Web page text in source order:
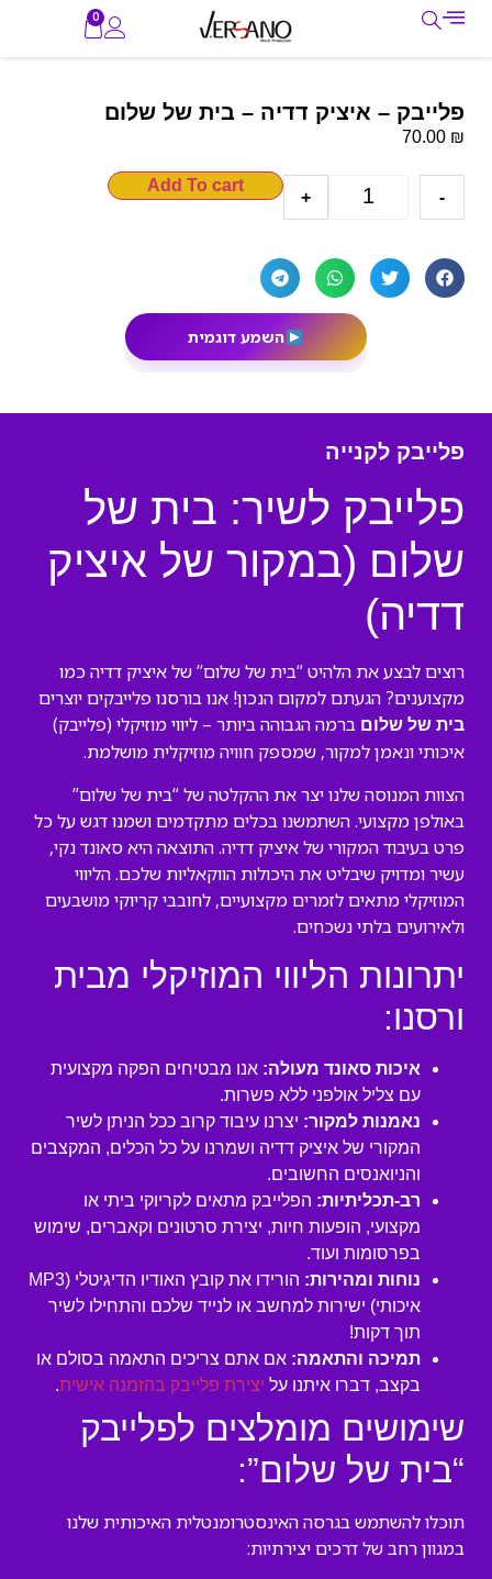
0
פלייבק – איציק דדיה – בית של שלום
70.00 ₪
-
+
Add To cart
השמע דוגמית
פלייבק לקנייה
פלייבק לשיר: בית של
שלום (במקור של איציק
דדיה)
רוצים לבצע את הלהיט “בית של שלום” של איציק דדיה כמו
מקצוענים? הגעתם למקום הנכון! אנו בורסנו פלייבקים יוצרים
בית של שלום ברמה הגבוהה ביותר – ליווי מוזיקלי (פלייבק)
איכותי ונאמן למקור, שמספק חוויה מוזיקלית מושלמת.
הצוות המנוסה שלנו יצר את ההקלטה של “בית של שלום”
באולפן מקצועי. השתמשנו בכלים מתקדמים ושמנו דגש על כל
פרט בעיבוד המקורי של איציק דדיה. התוצאה היא סאונד נקי,
עשיר ומדויק שיבליט את היכולות הווקאליות שלכם. הליווי
המוזיקלי מתאים לזמרים מקצועיים, לחובבי קריוקי מושבעים
ולאירועים בלתי נשכחים.
יתרונות הליווי המוזיקלי מבית
ורסנו:
איכות סאונד מעולה: אנו מבטיחים הפקה מקצועית
עם צליל אולפני ללא פשרות.
נאמנות למקור: יצרנו עיבוד קרוב ככל הניתן לשיר
המקורי של איציק דדיה ושמרנו על כל הכלים, המקצבים
והניואנסים החשובים.
רב-תכליתיות: הפלייבק מתאים לקריוקי ביתי או
מקצועי, הופעות חיות, יצירת סרטונים וקאברים, שימוש
בפרסומות ועוד.
נוחות ומהירות:
הורידו את קובץ האודיו הדיגיטלי (MP3
איכותי) ישירות למחשב או לנייד שלכם והתחילו לשיר
תוך דקות!
תמיכה והתאמה: אם אתם צריכים התאמה בסולם או
בקצב, דברו איתנו על יצירת פלייבק בהזמנה אישית.
שימושים מומלצים לפלייבק
“בית של שלום”:
תוכלו להשתמש בגרסה האינסטרומנטלית האיכותית שלנו
במגוון רחב של דרכים יצירתיות: